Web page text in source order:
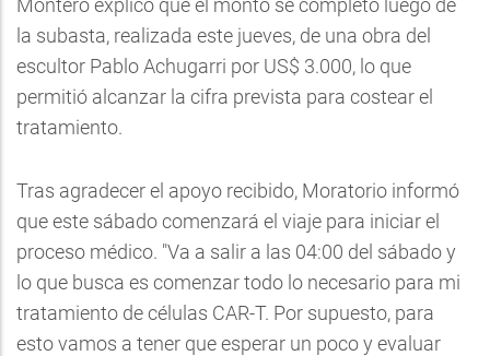
Montero explicó que el monto se completó luego de
la subasta, realizada este jueves, de una obra del
escultor Pablo Achugarri por US$ 3.000, lo que
permitió alcanzar la cifra prevista para costear el
tratamiento.
Tras agradecer el apoyo recibido, Moratorio informó
que este sábado comenzará el viaje para iniciar el
proceso médico. "Va a salir a las 04:00 del sábado y
lo que busca es comenzar todo lo necesario para mi
tratamiento de células CAR-T. Por supuesto, para
esto vamos a tener que esperar un poco y evaluar